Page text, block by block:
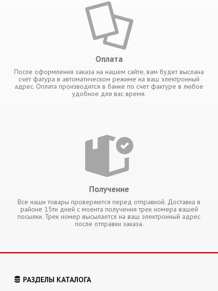
Оплата
После оформления заказа на нашем сайте, вам будет выслана
счет фатура в автоматическом режиме на ваш электронный
адрес. Оплата производится в банке по счет фактуре в любое
удобное для вас время.
Получение
Все наши товары проверяются перед отправкой. Доставка в
районе 15ти дней с моента получения трек номера вашей
посылки. Трек номер высылается на ваш электронный адрес
после отправки заказа.
РАЗДЕЛЫ КАТАЛОГА